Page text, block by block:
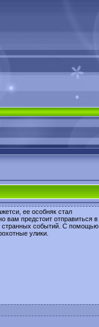
ее особняк стал
вам предстоит отправиться в
странных событий. С помощью
улики.